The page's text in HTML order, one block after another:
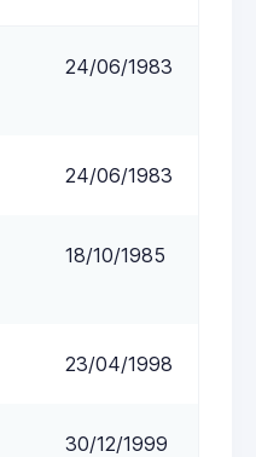
24/06/1983
24/06/1983
18/10/1985
23/04/1998
30/12/1999